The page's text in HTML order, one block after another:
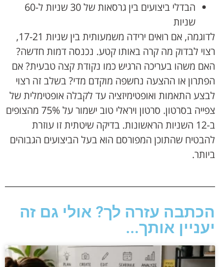
הבדלי ביצועים בין גרסאות של 30 שניות ל-60
שניות
לדוגמה, אם רואים ירידה משמעותית בין שניות 17-21,
רצוי לבדוק מה קרה באותו קטע. נכנסה דמות חדשה?
האם משהו בעריכה הרגיש כמו נקודת קצה טבעית? אם
הפתרון או ההצעה נחשפה מוקדם מדי? בשלב זה רצוי
לבצע התאמות ואופטימיזציה עד לקבלה אופטימלית של
צפייה בסרטון. סרטון ויראלי טוב ישמור על 75% מהצופים
ב-12 השניות הראשונות. בדיקה שיטתית זו עוזרת
להבטיח שהתוכן המפורסם הוא בעל הביצועים הגבוהים
ביותר.
הכתבה עזרה לך? אולי גם זה
יעניין אותך...